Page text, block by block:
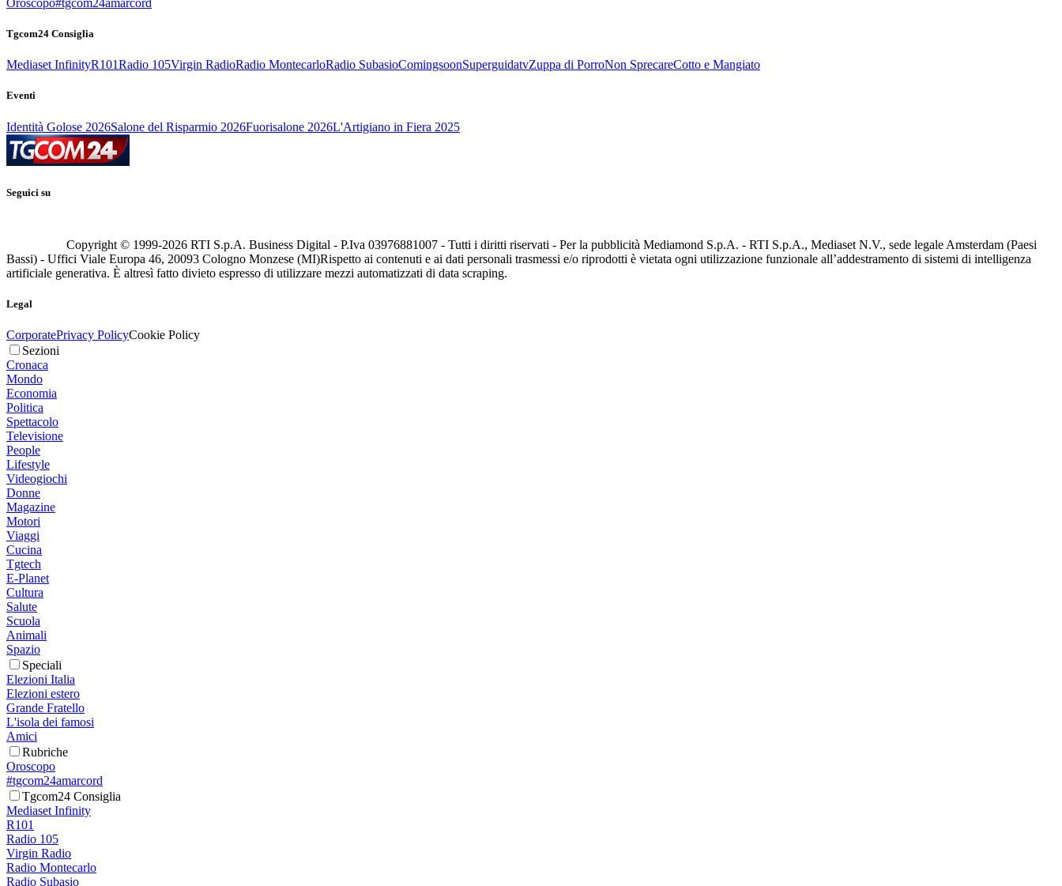
Tgcom24 Consiglia
Mediaset InfinityR101Radio 105Virgin RadioRadio MontecarloRadio SubasioComingsoonSuperguidatvZuppa di PorroNon SprecareCotto e Mangiato
Eventi
Identità Golose 2026Salone del Risparmio 2026Fuorisalone 2026L'Artigiano in Fiera 2025
Seguici su
Copyright © 1999-2026 RTI S.p.A. Business Digital - P.Iva 03976881007 - Tutti i diritti riservati - Per la pubblicità Mediamond S.p.A. - RTI S.p.A., Mediaset N.V., sede legale Amsterdam (Paesi
Bassi) - Uffici Viale Europa 46, 20093 Cologno Monzese (MI)Rispetto ai contenuti e ai dati personali trasmessi e/o riprodotti è vietata ogni utilizzazione funzionale all’addestramento di sistemi di intelligenza
artificiale generativa. È altresì fatto divieto espresso di utilizzare mezzi automatizzati di data scraping.
Legal
CorporatePrivacy PolicyCookie Policy
Sezioni
Cronaca
Mondo
Economia
Politica
Spettacolo
Televisione
People
Lifestyle
Videogiochi
Donne
Magazine
Motori
Viaggi
Cucina
Tgtech
E-Planet
Cultura
Salute
Scuola
Animali
Spazio
Speciali
Elezioni Italia
Elezioni estero
Grande Fratello
L'isola dei famosi
Amici
Rubriche
Oroscopo
#tgcom24amarcord
Tgcom24 Consiglia
Mediaset Infinity
R101
Radio 105
Virgin Radio
Radio Montecarlo
Radio Subasio